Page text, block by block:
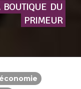
BOUTIQUE DU
PRIMEUR
économie